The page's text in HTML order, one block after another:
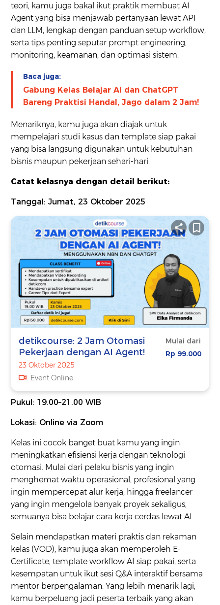
teori, kamu juga bakal ikut praktik membuat AI
Agent yang bisa menjawab pertanyaan lewat API
dan LLM, lengkap dengan panduan setup workflow,
serta tips penting seputar prompt engineering,
monitoring, keamanan, dan optimasi sistem.
Baca juga:
Gabung Kelas Belajar AI dan ChatGPT
Bareng Praktisi Handal, Jago dalam 2 Jam!
Menariknya, kamu juga akan diajak untuk
mempelajari studi kasus dan template siap pakai
yang bisa langsung digunakan untuk kebutuhan
bisnis maupun pekerjaan sehari-hari.
Catat kelasnya dengan detail berikut:
Tanggal: Jumat, 23 Oktober 2025
detikcourse: 2 Jam Otomasi
Pekerjaan dengan AI Agent!
23 Oktober 2025
Event Online
Mulai dari
Rp 99.000
Pukul: 19.00–21.00 WIB
Lokasi: Online via Zoom
Kelas ini cocok banget buat kamu yang ingin
meningkatkan efisiensi kerja dengan teknologi
otomasi. Mulai dari pelaku bisnis yang ingin
menghemat waktu operasional, profesional yang
ingin mempercepat alur kerja, hingga freelancer
yang ingin mengelola banyak proyek sekaligus,
semuanya bisa belajar cara kerja cerdas lewat AI.
Selain mendapatkan materi praktis dan rekaman
kelas (VOD), kamu juga akan memperoleh E-
Certificate, template workflow AI siap pakai, serta
kesempatan untuk ikut sesi Q&A interaktif bersama
mentor berpengalaman. Yang lebih menarik lagi,
kamu berpeluang jadi peserta terbaik yang akan